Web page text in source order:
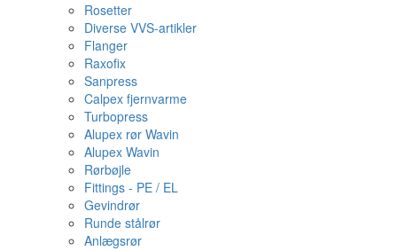
Rosetter
Diverse VVS-artikler
Flanger
Raxofix
Sanpress
Calpex fjernvarme
Turbopress
Alupex rør Wavin
Alupex Wavin
Rørbøjle
Fittings - PE / EL
Gevindrør
Runde stålrør
Anlægsrør